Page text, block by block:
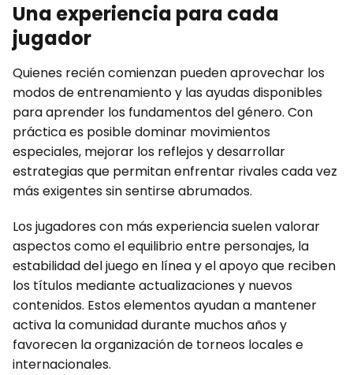
Una experiencia para cada
jugador
Quienes recién comienzan pueden aprovechar los
modos de entrenamiento y las ayudas disponibles
para aprender los fundamentos del género. Con
práctica es posible dominar movimientos
especiales, mejorar los reflejos y desarrollar
estrategias que permitan enfrentar rivales cada vez
más exigentes sin sentirse abrumados.
Los jugadores con más experiencia suelen valorar
aspectos como el equilibrio entre personajes, la
estabilidad del juego en línea y el apoyo que reciben
los títulos mediante actualizaciones y nuevos
contenidos. Estos elementos ayudan a mantener
activa la comunidad durante muchos años y
favorecen la organización de torneos locales e
internacionales.